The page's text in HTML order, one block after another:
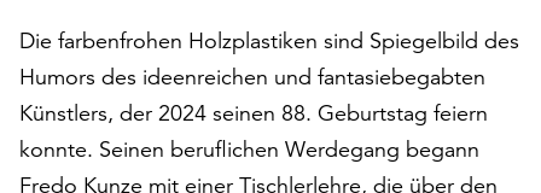
„Alle
akzeptieren“,
um
alle
Cookies
Die farbenfrohen Holzplastiken sind Spiegelbild des
Humors des ideenreichen und fantasiebegabten
Künstlers, der 2024 seinen 88. Geburtstag feiern
konnte. Seinen beruflichen Werdegang begann
Fredo Kunze mit einer Tischlerlehre, die über den